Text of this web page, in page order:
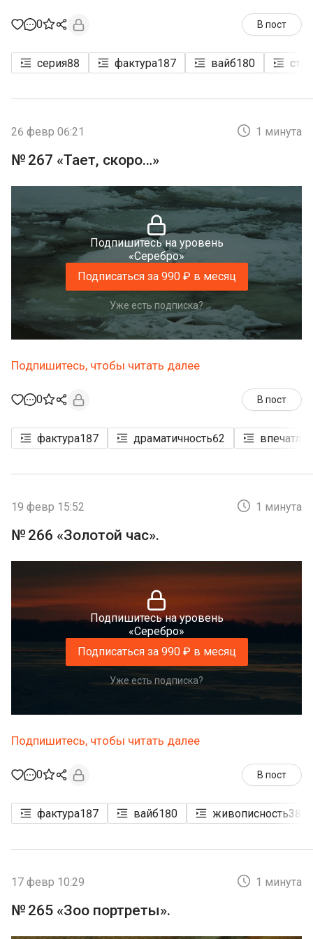
0 В пост
серия88 фактура187 вайб180
26 февр 06:21 1 минута
№ 267 «Тает, скоро…»
Подпишитесь на уровень
«Серебро»
Подписаться за 990 ₽ в месяц
Уже есть подписка?
Подпишитесь, чтобы читать далее
0 В пост
фактура187 драматичность62
19 февр 15:52 1 минута
№ 266 «Золотой час».
Подпишитесь на уровень
«Серебро»
Подписаться за 990 ₽ в месяц
Уже есть подписка?
Подпишитесь, чтобы читать далее
0 В пост
фактура187 вайб180 живописность38
17 февр 10:29 1 минута
№ 265 «Зоо портреты».